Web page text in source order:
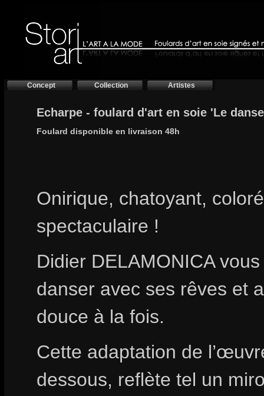
Concept Collection Artistes
Echarpe - foulard d'art en soie 'Le
Foulard disponible en livraison 48h
Onirique, chatoyant,
spectaculaire !
Didier DELAMONICA
danser avec ses rêves et
douce à la fois.
Cette adaptation de
dessous, reflète tel un